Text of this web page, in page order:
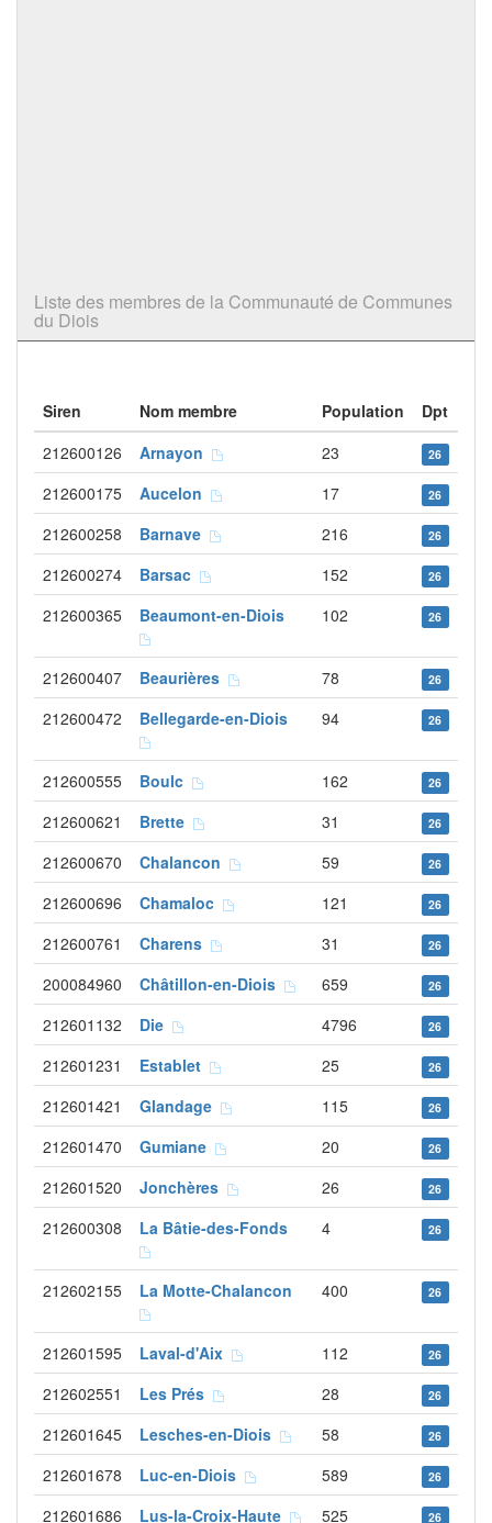
Liste des membres de la Communauté de Communes
du Diois
Siren Nom membre Population
Dpt
212600126
Arnayon 23 26
212600175 Aucelon 17 26
212600258 Barnave 216 26
212600274 Barsac 152 26
212600365 Beaumont-en-Diois 102 26
212600407 Beaurières 78 26
212600472 Bellegarde-en-Diois 94 26
212600555 Boulc 162 26
212600621 Brette 31 26
212600670 Chalancon 59 26
212600696 Chamaloc 121 26
212600761 Charens 31 26
200084960 Châtillon-en-Diois 659 26
212601132 Die 4796 26
212601231 Establet 25 26
212601421 Glandage 115 26
212601470 Gumiane 20 26
212601520 Jonchères 26 26
212600308 La Bâtie-des-Fonds 4 26
212602155 La Motte-Chalancon 400 26
212601595 Laval-d'Aix 112 26
212602551 Les Prés 28 26
212601645 Lesches-en-Diois 58 26
212601678 Luc-en-Diois 589 26
212601686 Lus-la-Croix-Haute 525 26